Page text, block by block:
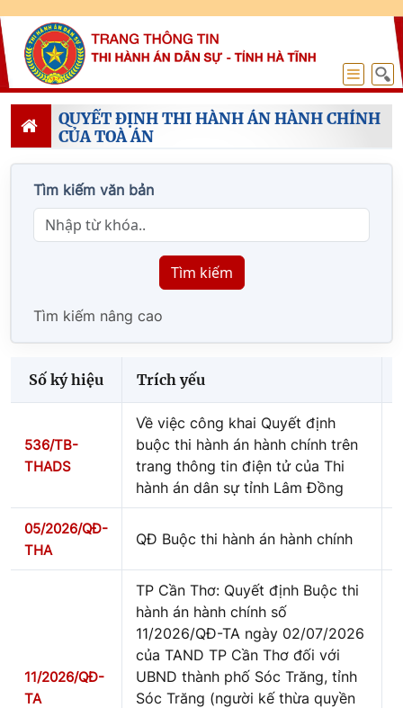
QUYẾT ĐỊNH THI HÀNH ÁN HÀNH CHÍNH
CỦA TOÀ ÁN
Tìm kiếm văn bản
Tìm kiếm
Tìm kiếm nâng cao
Số ký hiệu Trích yếu
536/TB-
THADS
Về việc công khai Quyết định
buộc thi hành án hành chính trên
trang thông tin điện tử của Thi
hành án dân sự tỉnh Lâm Đồng
05/2026/QĐ-
THA
QĐ Buộc thi hành án hành chính
11/2026/QĐ-
TA
TP Cần Thơ: Quyết định Buộc thi
hành án hành chính số
11/2026/QĐ-TA ngày 02/07/2026
của TAND TP Cần Thơ đối với
UBND thành phố Sóc Trăng, tỉnh
Sóc Trăng (người kế thừa quyền